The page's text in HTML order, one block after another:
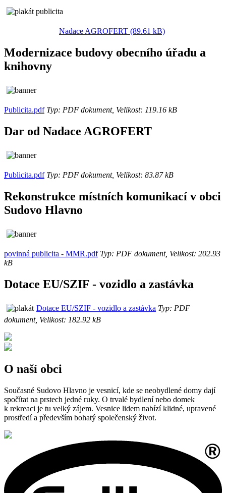
Nadace AGROFERT (89.61 kB)
Modernizace budovy obecního úřadu a
knihovny
Publicita.pdfTyp: PDF dokument, Velikost: 119.16 kB
Dar od Nadace AGROFERT
Publicita.pdfTyp: PDF dokument, Velikost: 83.87 kB
Rekonstrukce místních komunikací v obci
Sudovo Hlavno
povinná publicita - MMR.pdfTyp: PDF dokument, Velikost: 202.93
kB
Dotace EU/SZIF - vozidlo a zastávka
Dotace EU/SZIF - vozidlo a zastávka Typ: PDF
dokument, Velikost: 182.92 kB
O naší obci
Současné Sudovo Hlavno je vesnicí, kde se neobydlené domy dají
spočítat na prstech jedné ruky. O trvalé bydlení nebo domek
k rekreaci je tu velký zájem. Vesnice lidem nabízí klidné, upravené
prostředí a především bohatý společenský život.